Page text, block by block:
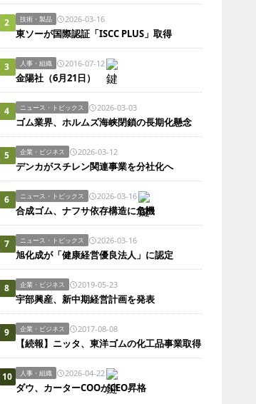
2 技術・製品 2026-03-16
東ソーが国際認証「ISCC PLUS」取得
3 人事・組織 2016-07-12
金陽社（6月21日）
4 ニュース・トピックス 2026-03-03
ゴム業界、ホルムズ海峡閉鎖の長期化懸念
5 企業・ビジネス 2026-03-12
デンカがスチレン関連事業を分社化へ
6 ニュース・トピックス 2026-03-16
合成ゴム、ナフサ依存構造に危機
7 ニュース・トピックス 2026-03-16
旭化成が「健康経営優良法人」に認定
8 企業・ビジネス 2019-05-23
宇部興産、新中期経営計画を発表
9 企業・ビジネス 2017-08-08
【続報】ニッタ、東洋ゴムの化工品事業取得
10 人事・組織 2026-04-22
ダウ、カーターCOOがCEO昇格